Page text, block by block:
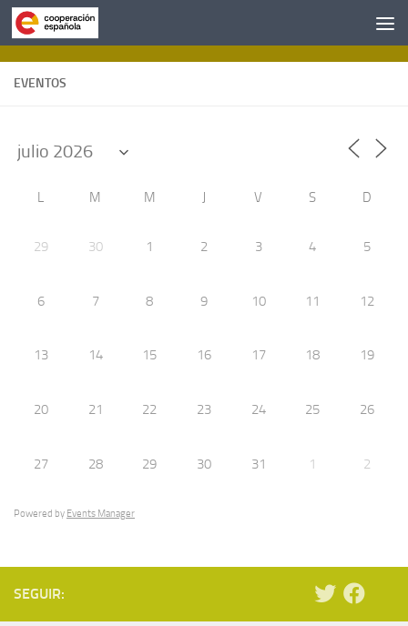
Saltar al contenido
EVENTOS
L M M J V S D
29 30 1 2 3 4 5
6 7 8 9 10 11 12
13 14 15 16 17 18 19
20 21 22 23 24 25 26
27 28 29 30 31 1 2
Powered by Events Manager
SEGUIR: